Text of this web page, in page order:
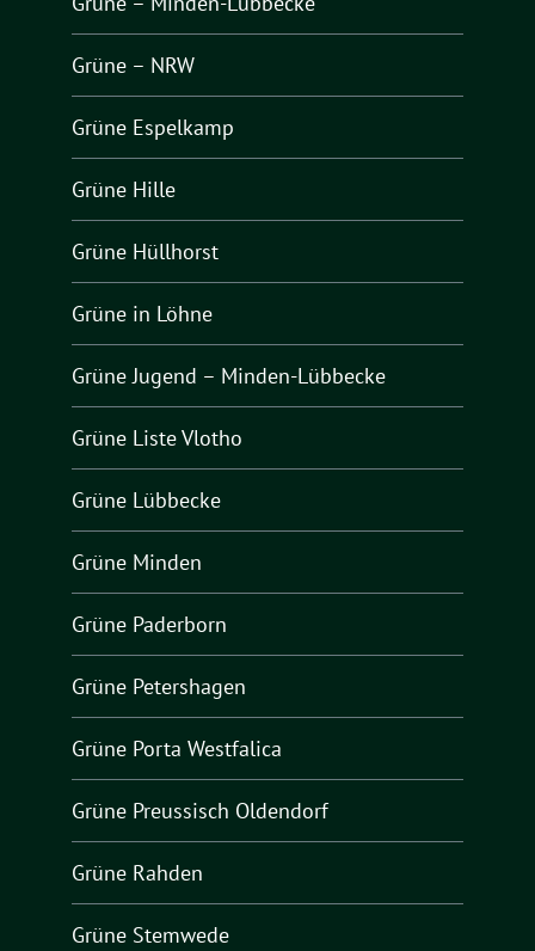
Grüne – NRW
Grüne Espelkamp
Grüne Hille
Grüne Hüllhorst
Grüne in Löhne
Grüne Jugend – Minden-Lübbecke
Grüne Liste Vlotho
Grüne Lübbecke
Grüne Minden
Grüne Paderborn
Grüne Petershagen
Grüne Porta Westfalica
Grüne Preussisch Oldendorf
Grüne Rahden
Grüne Stemwede